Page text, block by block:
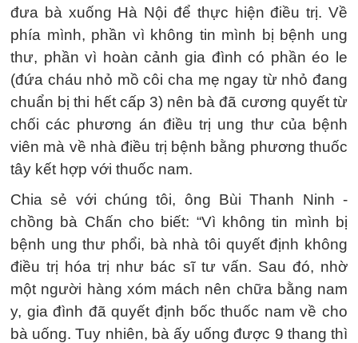
đưa bà xuống Hà Nội để thực hiện điều trị. Về
phía mình, phần vì không tin mình bị bệnh ung
thư, phần vì hoàn cảnh gia đình có phần éo le
(đứa cháu nhỏ mồ côi cha mẹ ngay từ nhỏ đang
chuẩn bị thi hết cấp 3) nên bà đã cương quyết từ
chối các phương án điều trị ung thư của bệnh
viên mà về nhà điều trị bệnh bằng phương thuốc
tây kết hợp với thuốc nam.
Chia sẻ với chúng tôi, ông Bùi Thanh Ninh -
chồng bà Chấn cho biết: “Vì không tin mình bị
bệnh ung thư phổi, bà nhà tôi quyết định không
điều trị hóa trị như bác sĩ tư vấn. Sau đó, nhờ
một người hàng xóm mách nên chữa bằng nam
y, gia đình đã quyết định bốc thuốc nam về cho
bà uống. Tuy nhiên, bà ấy uống được 9 thang thì